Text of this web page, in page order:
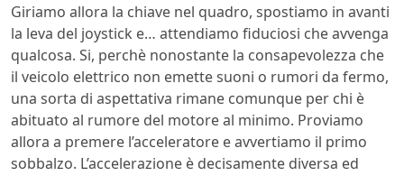
Giriamo allora la chiave nel quadro, spostiamo in avanti
la leva del joystick e… attendiamo fiduciosi che avvenga
qualcosa. Si, perchè nonostante la consapevolezza che
il veicolo elettrico non emette suoni o rumori da fermo,
una sorta di aspettativa rimane comunque per chi è
abituato al rumore del motore al minimo. Proviamo
allora a premere l’acceleratore e avvertiamo il primo
sobbalzo. L’accelerazione è decisamente diversa ed